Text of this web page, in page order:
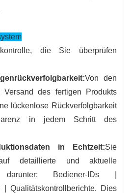
die Sie überprüfen
Von den
Versand des fertigen Produkts
lückenlose Rückverfolgbarkeit
in jedem Schritt des
in Echtzeit:Sie
detaillierte und aktuelle
darunter: Bediener-IDs |
| Qualitätskontrollberichte. Dies